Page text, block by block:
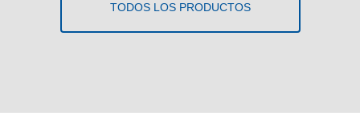
TODOS LOS PRODUCTOS